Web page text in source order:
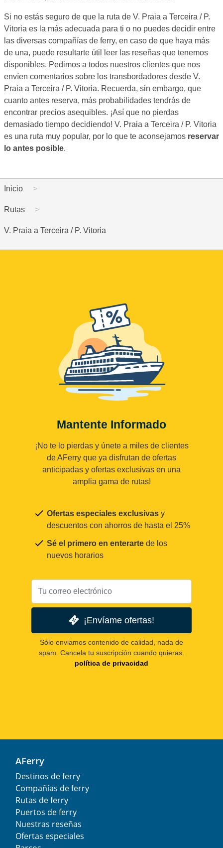
Si no estás seguro de que la ruta de V. Praia a Terceira / P.
Vitoria es la más adecuada para ti o no puedes decidir entre
las diversas compañías de ferry, en caso de que haya más
de una, puede resultarte útil leer las reseñas que tenemos
disponibles. Pedimos a todos nuestros clientes que nos
envíen comentarios sobre los transbordadores desde V.
Praia a Terceira / P. Vitoria. Recuerda, sin embargo, que
cuanto antes reserva, más probabilidades tendrás de
encontrar precios asequibles. ¡Así que no pierdas
demasiado tiempo decidiendo! V. Praia a Terceira / P. Vitoria
es una ruta muy popular, por lo que te aconsejamos reservar
lo antes posible.
Inicio
Rutas
V. Praia a Terceira / P. Vitoria
Mantente Informado
¡No te lo pierdas y únete a miles de clientes
de AFerry que ya disfrutan de ofertas
anticipadas y ofertas exclusivas en una
amplia gama de rutas!
Ofertas especiales exclusivas y
descuentos con ahorros de hasta el 25%
Sé el primero en enterarte de los
nuevos horarios
¡Envíame ofertas!
Sólo enviamos contenido de calidad, nada de
spam. Cancela tu suscripción cuando quieras.
política de privacidad
AFerry
Destinos de ferry
Compañías de ferry
Rutas de ferry
Puertos de ferry
Nuestras reseñas
Ofertas especiales